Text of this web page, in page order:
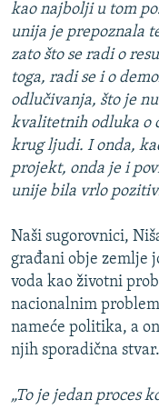
kao najbolji u tom
unija je prepoznala
zato što se radi o
toga, radi se i o
odlučivanja, što je
kvalitetnih odluka o
krug ljudi. I onda,
projekt, onda je i
unije bila vrlo
Naši sugorovnici,
građani obje zemlje
voda kao životni
nacionalnim
nameće politika, a
njih sporadična stvar.
„To je jedan proces